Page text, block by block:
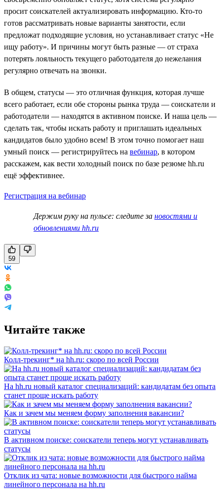
просит соискателей актуализировать информацию. Кто-то
готов рассматривать новые варианты занятости, если
предложат подходящие условия, но устанавливает статус «Не
ищу работу». И причины могут быть разные — от страха
потерять лояльность текущего работодателя до нежелания
регулярно отвечать на звонки.
В общем, статусы — это отличная функция, которая лучше
всего работает, если обе стороны рынка труда — соискатели и
работодатели — находятся в активном поиске. И наша цель —
сделать так, чтобы искать работу и приглашать идеальных
кандидатов было удобно всем! В этом точно помогает наш
умный поиск — регистрируйтесь на вебинар, в котором
расскажем, как вести холодный поиск по базе резюме hh.ru
ещё эффективнее.
Регистрация на вебинар
Держим руку на пульсе: следите за новостями и
обновлениями hh.ru
59
Читайте также
Колл-трекинг* на hh.ru: скоро по всей России
На hh.ru новый каталог специализаций: кандидатам без опыта
станет проще искать работу
Как и зачем мы меняем форму заполнения вакансии?
В активном поиске: соискатели теперь могут устанавливать
статусы
Отклик из чата: новые возможности для быстрого найма
линейного персонала на hh.ru